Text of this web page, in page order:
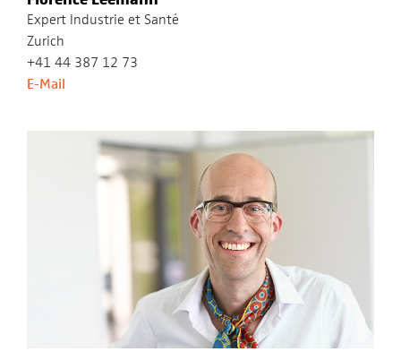
Expert Industrie et Santé
Zurich
+41 44 387 12 73
E-Mail